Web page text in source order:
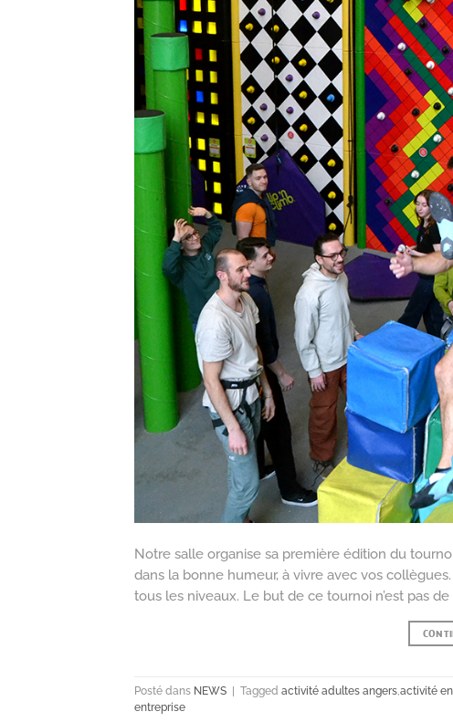
Notre salle organise sa première édition du
dans la bonne humeur, à vivre avec vos
tous les niveaux. Le but de ce tournoi n’est pas
Posté dans NEWS Tagged activité adultes angers,activité
entreprise